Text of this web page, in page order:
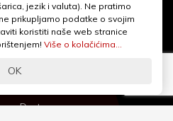
Podrška
Dostava
webshop@iqcentar.hr
Pon - Pet od 9 - 17h
jezik i valuta). Ne pratimo
prikupljamo podatke o svojim
koristiti naše web stranice
Više o kolačićima...
OK